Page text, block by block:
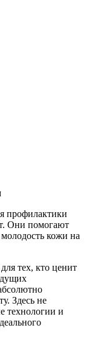
профилактики
Они помогают
кожи на
тех, кто ценит
Здесь не
технологии и